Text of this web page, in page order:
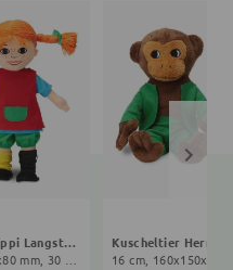
Puppe Pippi Langstrumpf
300x190x80 mm, 30 cm, 10+ Monate, bunt